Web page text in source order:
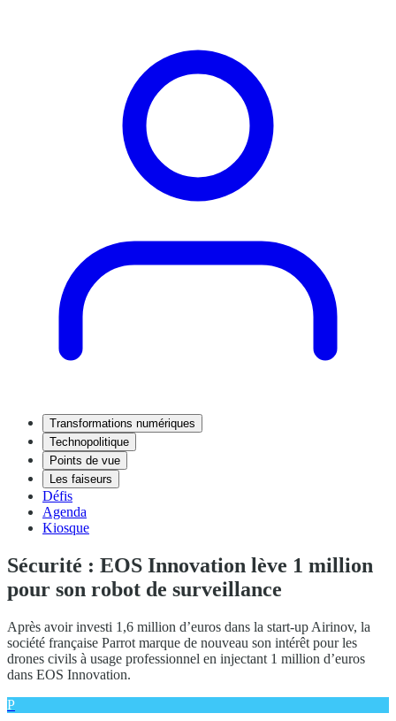
Transformations numériques
Technopolitique
Points de vue
Les faiseurs
Défis
Agenda
Kiosque
Sécurité : EOS Innovation lève 1 million
pour son robot de surveillance
Après avoir investi 1,6 million d’euros dans la start-up Airinov, la
société française Parrot marque de nouveau son intérêt pour les
drones civils à usage professionnel en injectant 1 million d’euros
dans EOS Innovation.
P